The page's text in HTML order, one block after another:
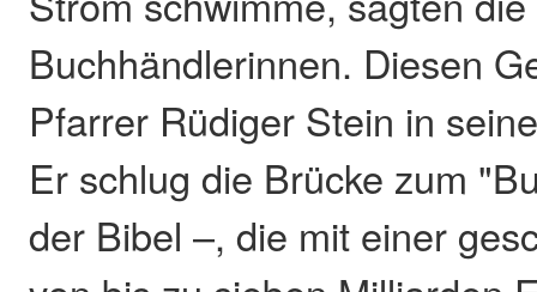
Buchhändlerinnen. Diesen
Pfarrer Rüdiger Stein in
Er schlug die Brücke zum
der Bibel –, die mit einer